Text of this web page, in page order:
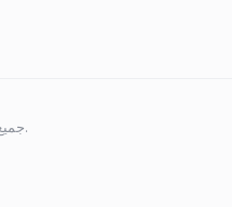
جميع الحقوق محفوظة.